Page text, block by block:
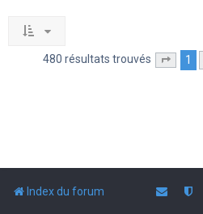
480 résultats trouvés Page
1
Index du forum